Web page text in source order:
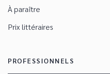
À paraître
Prix littéraires
PROFESSIONNELS